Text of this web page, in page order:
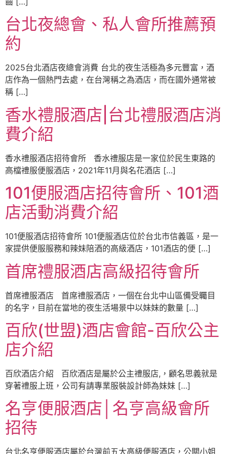
台北夜總會、私人會所推薦預
約
2025台北酒店夜總會消費 台北的夜生活極為多元豐富，酒
店作為一個熱門去處，在台灣稱之為酒店，而在國外通常被
稱 […]
香水禮服酒店|台北禮服酒店消
費介紹
香水禮服酒店招待會所 香水禮服店是一家位於民生東路的
高檔禮服便服酒店，2021年11月與名花酒店 […]
101便服酒店招待會所、101酒
店活動消費介紹
101便服酒店招待會所 101便服酒店位於台北市信義區，是一
家提供便服服務和辣妹陪酒的高級酒店，101酒店的便 […]
首席禮服酒店高級招待會所
首席禮服酒店 首席禮服酒店，一個在台北中山區備受矚目
的名字，目前在當地的夜生活場景中以妹妹的數量 […]
百欣(世盟)酒店會館-百欣公主
店介紹
百欣酒店介紹 百欣酒店是屬於公主禮服店,，顧名思義就是
穿著禮服上班，公司有請專業服裝設計師為妹妹 […]
名亨便服酒店│名亨高級會所
招待
台北名亨便服酒店屬於台灣前五大高級便服酒店，公關小姐